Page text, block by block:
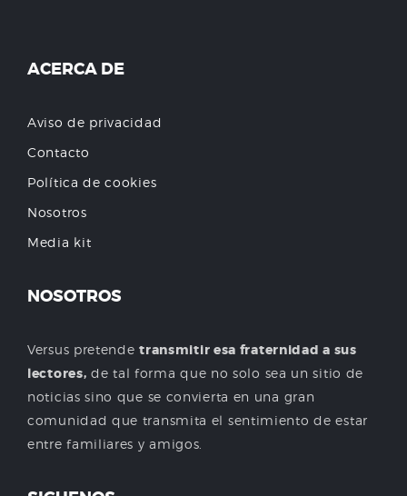
ACERCA DE
Aviso de privacidad
Contacto
Política de cookies
Nosotros
Media kit
NOSOTROS
Versus pretendetransmitir esa fraternidad a sus
lectores, de tal forma que no solo sea un sitio de
noticias sino que se convierta en una gran
comunidad que transmita el sentimiento de estar
entre familiares y amigos.